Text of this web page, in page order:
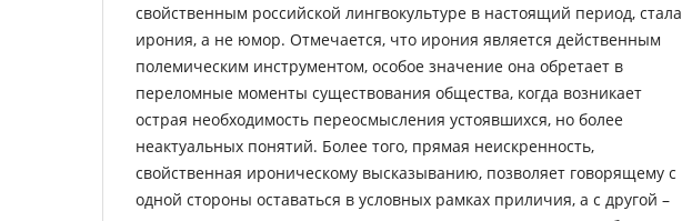
свойственным российской лингвокультуре в настоящий период, стала
ирония, а не юмор. Отмечается, что ирония является действенным
полемическим инструментом, особое значение она обретает в
переломные моменты существования общества, когда возникает
острая необходимость переосмысления устоявшихся, но более
неактуальных понятий. Более того, прямая неискренность,
свойственная ироническому высказыванию, позволяет говорящему с
одной стороны оставаться в условных рамках приличия, а с другой –